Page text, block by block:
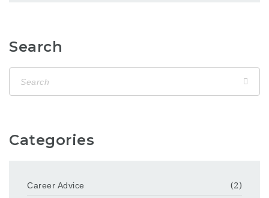
Search
Categories
Career Advice
(2)